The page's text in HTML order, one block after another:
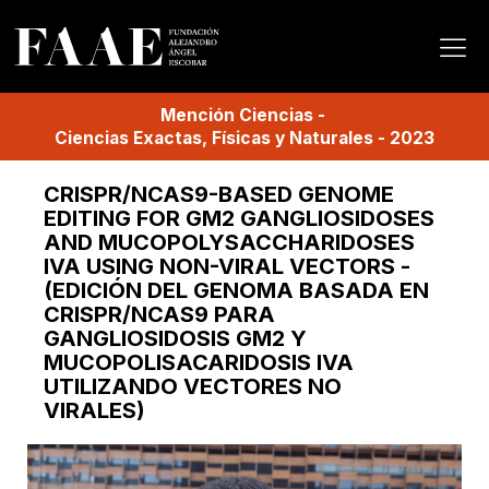
Mención Ciencias-
Ciencias Exactas, Físicas y Naturales - 2023
CRISPR/NCAS9-BASED GENOME
EDITING FOR GM2 GANGLIOSIDOSES
AND MUCOPOLYSACCHARIDOSES
IVA USING NON-VIRAL VECTORS -
(EDICIÓN DEL GENOMA BASADA EN
CRISPR/NCAS9 PARA
GANGLIOSIDOSIS GM2 Y
MUCOPOLISACARIDOSIS IVA
UTILIZANDO VECTORES NO
VIRALES)